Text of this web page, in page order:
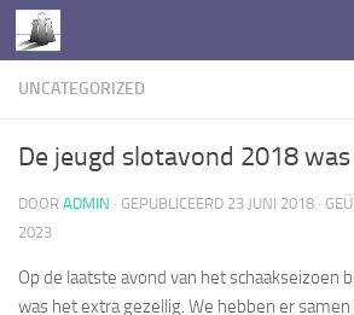
Doorgaan naar inhoud
UNCATEGORIZED
De jeugd slotavond 2018
DOOR ADMIN · GEPUBLICEERD 23 JUNI 2018 ·
2023
Op de laatste avond van het schaakseizoen
was het extra gezellig. We hebben er